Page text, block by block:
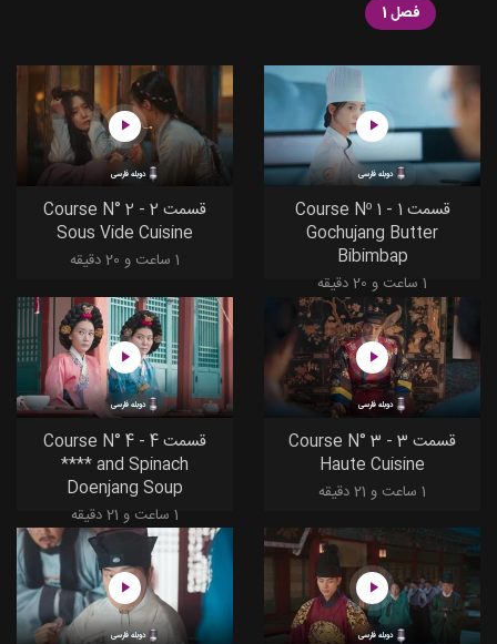
فصل 1
دوبله فارسی
قسمت 1 - Course Nº 1
Gochujang Butter
Bibimbap
1 ساعت و 20 دقیقه
دوبله فارسی
قسمت 2 - Course N° 2
Sous Vide Cuisine
1 ساعت و 20 دقیقه
دوبله فارسی
قسمت 3 - Course N° 3
Haute Cuisine
1 ساعت و 21 دقیقه
دوبله فارسی
قسمت 4 - Course N° 4
**** and Spinach
Doenjang Soup
1 ساعت و 21 دقیقه
دوبله فارسی دوبله فارسی